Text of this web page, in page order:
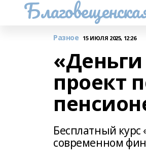
Разное 15 ИЮЛЯ 2025, 12:26
проект
Бесплатный
современном